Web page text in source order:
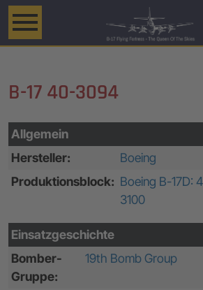
B-17 40-3094
Allgemein
Hersteller:
Boeing
Produktionsblock: Boeing B-17D:
3100
Einsatzgeschichte
Bomber-
Gruppe:
19th Bomb Group